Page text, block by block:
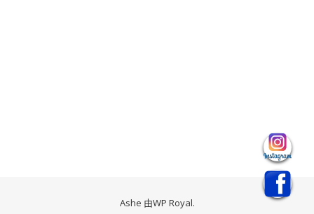
Ashe 由WP Royal.